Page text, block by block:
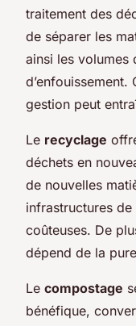
traitement des
de séparer les
ainsi les volumes
d’enfouissement.
gestion peut
Le recyclage
déchets en
de nouvelles
infrastructures
coûteuses. De
dépend de la
Le compostage
bénéfique,